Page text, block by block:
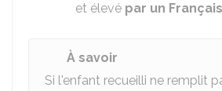
et élevé par un
À savoir
Si l'enfant recueilli ne remplit